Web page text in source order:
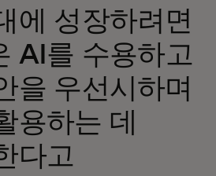
트에 성장하려면
AI를 수용하고
을 우선시하며
용하는 데
다고